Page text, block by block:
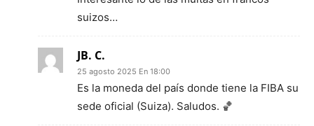
suizos…
JB. C.
25 agosto 2025 En 18:00
Es la moneda del país donde tiene la FIBA su
sede oficial (Suiza). Saludos. 🏀